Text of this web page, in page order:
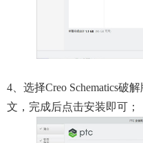
4、选择Creo Schematics破
文，完成后点击安装即可；